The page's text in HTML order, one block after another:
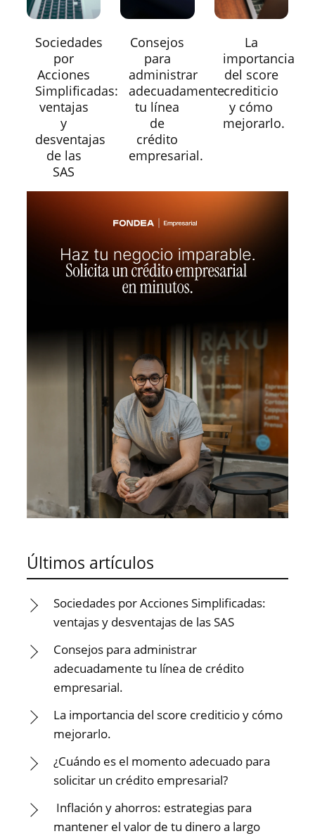
Sociedades
por
Acciones
Simplificadas:
ventajas
y
desventajas
de las
SAS
Consejos
para
administrar
adecuadamente
tu línea
de
crédito
empresarial.
La
importancia
del score
crediticio
y cómo
mejorarlo.
Últimos artículos
Sociedades por Acciones Simplificadas:
ventajas y desventajas de las SAS
Consejos para administrar
adecuadamente tu línea de crédito
empresarial.
La importancia del score crediticio y cómo
mejorarlo.
¿Cuándo es el momento adecuado para
solicitar un crédito empresarial?
Inflación y ahorros: estrategias para
mantener el valor de tu dinero a largo